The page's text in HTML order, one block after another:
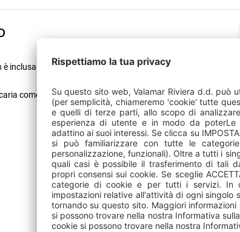
inclusa e deve essere pagata alla reception del
come garanzia della prenotazione.
piazzole è richiesto un deposito di 100 €, che verrà
entro 7 giorni dalla prenotazione. Se il prezzo del
a € 100, è necessario versare un deposito pari
Se viene prenotatoun numero specifico di
supplemento per la prenotazione del numero della
a seconda della categoria. Il deposito oppure
di piazzola non èrimborsabile, indipendentemente dalla